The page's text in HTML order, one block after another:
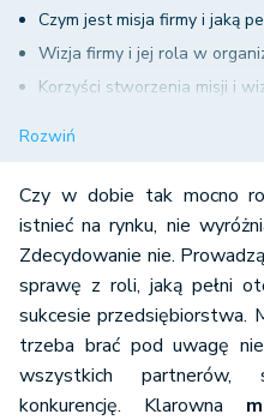
Czym jest misja firmy i jaką
Wizja firmy i jej rola w
Korzyści stworzenia misji i
Rozwiń
Czy w dobie tak mocno
istnieć na rynku, nie
Zdecydowanie nie.
sprawę z roli, jaką pełni
sukcesie przedsiębiorstwa.
trzeba brać pod uwagę
wszystkich partnerów,
konkurencję. Klarowna